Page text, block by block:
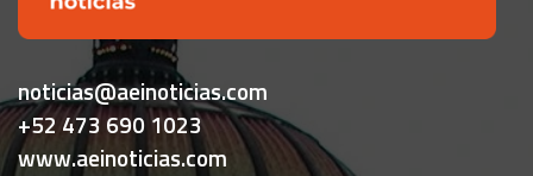
noticias@aeinoticias.com
+52 473 690 1023
www.aeinoticias.com